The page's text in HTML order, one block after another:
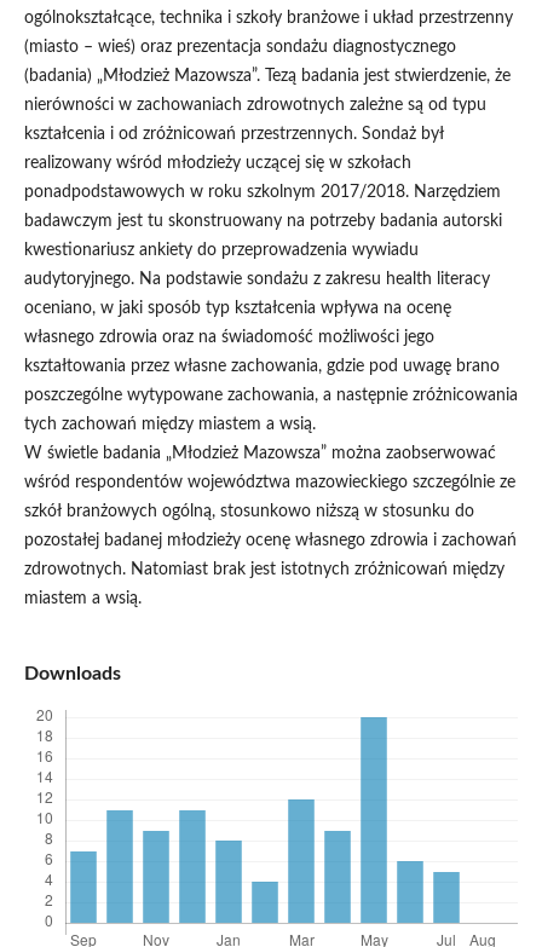
ogólnokształcące, technika i szkoły branżowe i układ przestrzenny
(miasto – wieś) oraz prezentacja sondażu diagnostycznego
(badania) „Młodzież Mazowsza”. Tezą badania jest stwierdzenie, że
nierówności w zachowaniach zdrowotnych zależne są od typu
kształcenia i od zróżnicowań przestrzennych. Sondaż był
realizowany wśród młodzieży uczącej się w szkołach
ponadpodstawowych w roku szkolnym 2017/2018. Narzędziem
badawczym jest tu skonstruowany na potrzeby badania autorski
kwestionariusz ankiety do przeprowadzenia wywiadu
audytoryjnego. Na podstawie sondażu z zakresu health literacy
oceniano, w jaki sposób typ kształcenia wpływa na ocenę
własnego zdrowia oraz na świadomość możliwości jego
kształtowania przez własne zachowania, gdzie pod uwagę brano
poszczególne wytypowane zachowania, a następnie zróżnicowania
tych zachowań między miastem a wsią.
W świetle badania „Młodzież Mazowsza” można zaobserwować
wśród respondentów województwa mazowieckiego szczególnie ze
szkół branżowych ogólną, stosunkowo niższą w stosunku do
pozostałej badanej młodzieży ocenę własnego zdrowia i zachowań
zdrowotnych. Natomiast brak jest istotnych zróżnicowań między
miastem a wsią.
Downloads